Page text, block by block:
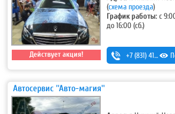
Действует акция!
(схема проезда)
График работы:с
до 16:00 (сб.)
+7 (831) 413-48-54
Автосервис ''Авто-магия''